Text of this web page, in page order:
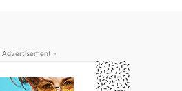
Advertisement -